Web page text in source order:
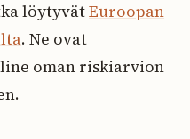
löytyvätEuroopan
. Ne ovat
oman riskiarvion